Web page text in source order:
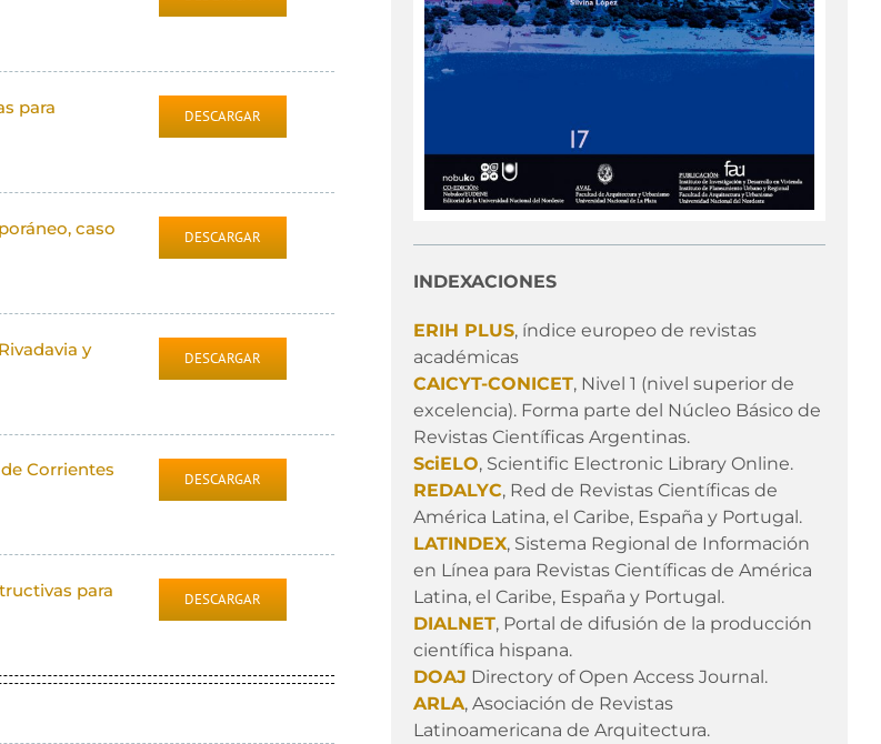
para
DESCARGAR
caso
DESCARGAR
y
DESCARGAR
Corrientes
DESCARGAR
para
DESCARGAR
INDEXACIONES
ERIH PLUS, índice europeo de revistas
académicas
CAICYT-CONICET, Nivel 1 (nivel superior de
excelencia). Forma parte del Núcleo Básico de
Revistas Científicas Argentinas.
SciELO, Scientific Electronic Library Online.
REDALYC, Red de Revistas Científicas de
América Latina, el Caribe, España y Portugal.
LATINDEX, Sistema Regional de Información
en Línea para Revistas Científicas de América
Latina, el Caribe, España y Portugal.
DIALNET, Portal de difusión de la producción
científica hispana.
DOAJ Directory of Open Access Journal.
ARLA, Asociación de Revistas
Latinoamericana de Arquitectura.